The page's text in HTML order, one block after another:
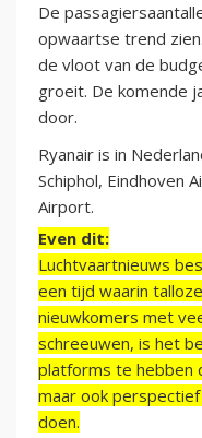
De
opwaartse trend
de vloot van de
groeit. De komende
door.
Ryanair is in
Schiphol, Eindhoven
Airport.
Even dit:
Luchtvaartnieuws
een tijd waarin
nieuwkomers met
schreeuwen, is het
platforms te hebben
maar ook
doen.